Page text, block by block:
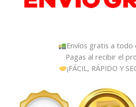
Envíos gratis a todo
Pagas al recibir el
¡FÁCIL, RÁPIDO Y